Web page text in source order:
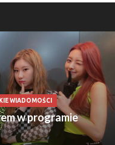
WIADOMOŚCI
w programie